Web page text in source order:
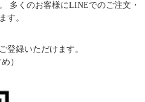
多くのお客様にLINEでのご注文・
す。
登録いただけます。
）